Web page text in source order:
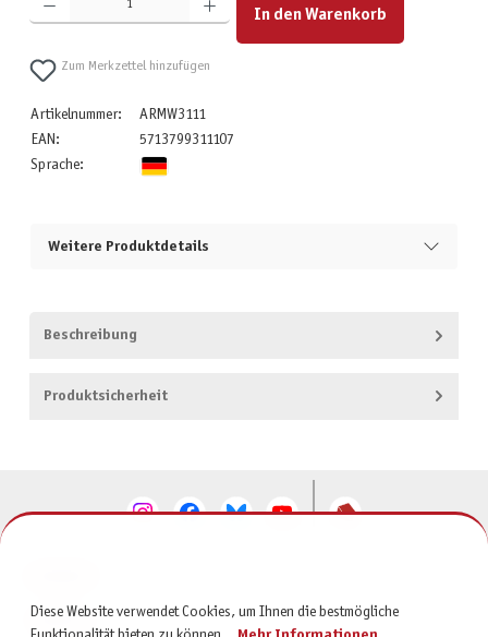
In den Warenkorb
Zum Merkzettel hinzufügen
Artikelnummer:
ARMW3111
EAN:
5713799311107
Sprache:
Weitere Produktdetails
Beschreibung
Produktsicherheit
SERVICE
Diese Website verwendet Cookies, um Ihnen die bestmögliche